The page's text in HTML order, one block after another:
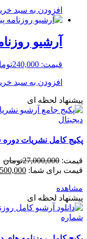
افزودن به سبد
آرشیو
قیمت: 240,000
افزودن به سبد
پیشنهاد لحظه ای
پکیج کامل نشریات دوره
قیمت: 27,000,000تومان
قیمت برای شما:
مشاهده
پیشنهاد لحظه ای